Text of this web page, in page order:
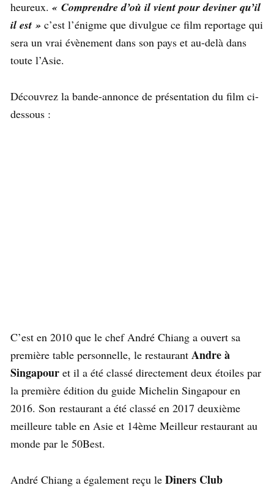
heureux. « Comprendre d’où il vient pour deviner qu’il
il est » c’est l’énigme que divulgue ce film reportage qui
sera un vrai évènement dans son pays et au-delà dans
toute l’Asie.
Découvrez la bande-annonce de présentation du film ci-
dessous :
C’est en 2010 que le chef André Chiang a ouvert sa
première table personnelle, le restaurant Andre à
Singapour et il a été classé directement deux étoiles par
la première édition du guide Michelin Singapour en
2016. Son restaurant a été classé en 2017 deuxième
meilleure table en Asie et 14ème Meilleur restaurant au
monde par le 50Best.
André Chiang a également reçu le Diners Club